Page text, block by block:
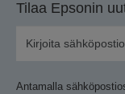
Tilaa Epsonin
Antamalla